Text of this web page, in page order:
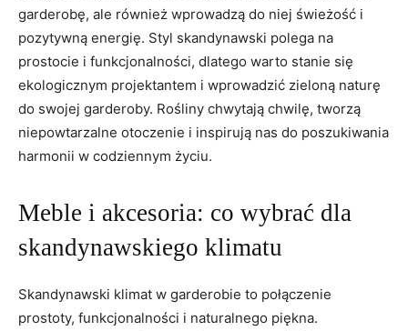
garderobę, ale również wprowadzą do niej świeżość i
pozytywną energię. Styl skandynawski polega na
prostocie i funkcjonalności, dlatego warto stanie się
ekologicznym projektantem i wprowadzić zieloną naturę
do swojej garderoby. Rośliny chwytają chwilę, tworzą
niepowtarzalne otoczenie i inspirują nas do poszukiwania
harmonii w codziennym życiu.
Meble i akcesoria: co wybrać dla
skandynawskiego klimatu
Skandynawski klimat w garderobie to połączenie
prostoty, funkcjonalności i naturalnego piękna.